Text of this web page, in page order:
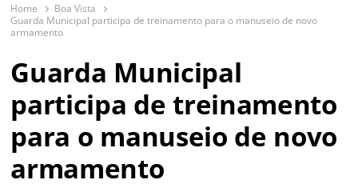
e todo o estado de Roraima. Fique sempre informado com
atualizações em tempo real!
Home
Boa Vista
Guarda Municipal participa de treinamento para o manuseio de novo
armamento
Guarda Municipal
participa de treinamento
para o manuseio de novo
armamento